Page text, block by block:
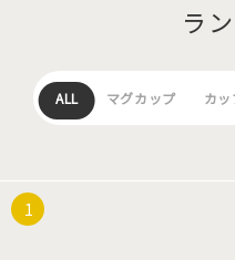
ラ
ALL マグカップ カ